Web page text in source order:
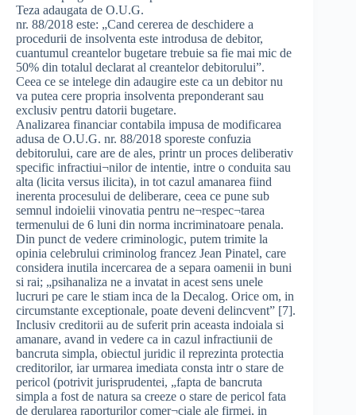
Teza adaugata de O.U.G.
nr. 88/2018 este: „Cand cererea de deschidere a
procedurii de insolventa este introdusa de debitor,
cuantumul creantelor bugetare trebuie sa fie mai mic de
50% din totalul declarat al creantelor debitorului”.
Ceea ce se intelege din adaugire este ca un debitor nu
va putea cere propria insolventa preponderant sau
exclusiv pentru datorii bugetare.
Analizarea financiar contabila impusa de modificarea
adusa de O.U.G. nr. 88/2018 sporeste confuzia
debitorului, care are de ales, printr un proces deliberativ
specific infractiui¬nilor de intentie, intre o conduita sau
alta (licita versus ilicita), in tot cazul amanarea fiind
inerenta procesului de deliberare, ceea ce pune sub
semnul indoielii vinovatia pentru ne¬respec¬tarea
termenului de 6 luni din norma incriminatoare penala.
Din punct de vedere criminologic, putem trimite la
opinia celebrului criminolog francez Jean Pinatel, care
considera inutila incercarea de a separa oamenii in buni
si rai; „psihanaliza ne a invatat in acest sens unele
lucruri pe care le stiam inca de la Decalog. Orice om, in
circumstante exceptionale, poate deveni delincvent” [7].
Inclusiv creditorii au de suferit prin aceasta indoiala si
amanare, avand in vedere ca in cazul infractiunii de
bancruta simpla, obiectul juridic il reprezinta protectia
creditorilor, iar urmarea imediata consta intr o stare de
pericol (potrivit jurisprudentei, „fapta de bancruta
simpla a fost de natura sa creeze o stare de pericol fata
de derularea raporturilor comer¬ciale ale firmei, in